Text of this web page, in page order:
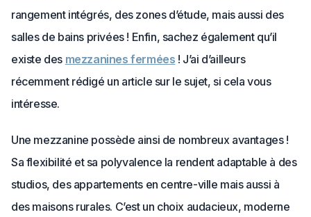
rangement intégrés, des zones d’étude, mais aussi des
salles de bains privées ! Enfin, sachez également qu’il
existe des mezzanines fermées ! J’ai d’ailleurs
récemment rédigé un article sur le sujet, si cela vous
intéresse.
Une mezzanine possède ainsi de nombreux avantages !
Sa flexibilité et sa polyvalence la rendent adaptable à des
studios, des appartements en centre-ville mais aussi à
des maisons rurales. C’est un choix audacieux, moderne